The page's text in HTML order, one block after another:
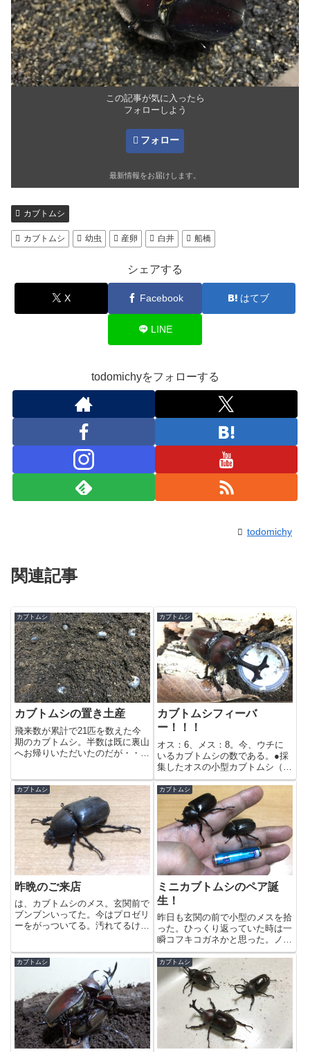
この記事が気に入ったら
フォローしよう
フォロー
最新情報をお届けします。
カブトムシ
カブトムシ 幼虫 産卵 白井 船橋
シェアする
X Facebook はてブ
LINE
todomichyをフォローする
todomichy
関連記事
カブトムシ
カブトムシの置き土産
飛来数が累計で21匹を数えた今
期のカブトムシ。半数は既に裏山
へお帰りいただいたのだが・・・
6頭（10頭はいたはずだが）、卵
にいたっては50個以上。どうし
ようか・・・
カブトムシ
カブトムシフィーバ
ー！！！
オス：6、メス：8。今、ウチに
いるカブトムシの数である。●採
集したオスの小型カブトムシ（千
葉県白井市産 37mm：10秒）意
識して採集したのは75mm程のオ
スと37mm程のオス、50mm程の
メスの3匹。共に白井市のポイン
トから最大個体と最小...
カブトムシ
昨晩のご来店
は、カブトムシのメス。玄関前で
ブンブンいってた。今はプロゼリ
ーをがっついてる。汚れてるけど
ズンの到来だ。
カブトムシ
ミニカブトムシのペア誕
生！
昨日も玄関の前で小型のメスを拾
った。ひっくり返っていた時は一
瞬コフキコガネかと思った。ノギ
スを軽く当ててみると31mm程。
先日ご紹介した37mmのオスの相
手に丁度良いかも。下はサイズ比
較の単4電池。しかし・・・雨と
風の日以外は必ず来るな・・...
カブトムシ カブトムシ